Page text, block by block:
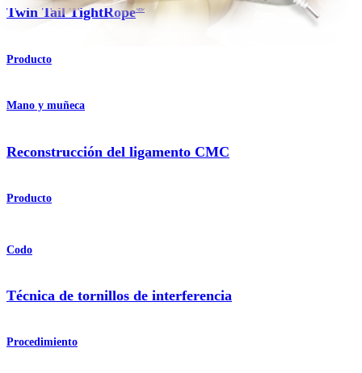
Twin Tail TightRope®
Producto
Mano y muñeca
Reconstrucción del ligamento CMC
Producto
Codo
Técnica de tornillos de interferencia
Procedimiento